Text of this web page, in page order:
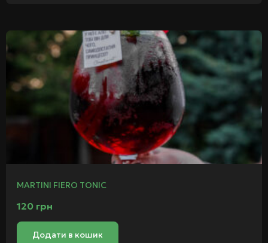
MARTINI FIERO TONIC
120 грн
Додати в кошик